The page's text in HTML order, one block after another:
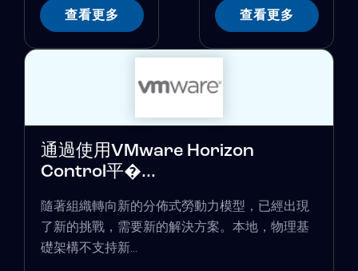
查看更多 查看更多
通過使用VMware Horizo​​n
Control平�...
隨著組織轉向新的分佈式勞動力模型，已經出現
了新的挑戰，需要新的解決方案。本地，物理基
礎架構不支持新...